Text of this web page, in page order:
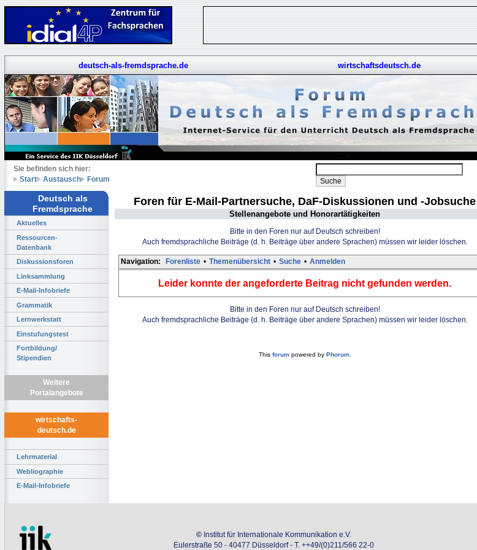
deutsch-als-fremdsprache.de wirtschaftsdeutsch.de
Sie befinden sich hier:
Start
Austausch Forum
Deutsch als
Fremdsprache
Aktuelles
Ressourcen-
Datenbank
Diskussionsforen
Linksammlung
E-Mail-Infobriefe
Grammatik
Lernwerkstatt
Einstufungstest
Fortbildung/
Stipendien
Weitere
Portalangebote
wirtschafts-
deutsch.de
Lehrmaterial
Webliographie
E-Mail-Infobriefe
Foren für E-Mail-Partnersuche, DaF-Diskussionen und -Jobsuche
Stellenangebote und Honorartätigkeiten
Bitte in den Foren nur auf Deutsch schreiben!
Auch fremdsprachliche Beiträge (d. h. Beiträge über andere Sprachen) müssen wir leider löschen.
Navigation: Forenliste • Themenübersicht • Suche • Anmelden
Leider konnte der angeforderte Beitrag nicht gefunden werden.
Bitte in den Foren nur auf Deutsch schreiben!
Auch fremdsprachliche Beiträge (d. h. Beiträge über andere Sprachen) müssen wir leider löschen.
This forumpowered by Phorum.
© Institut für Internationale Kommunikation e.V.
Eulerstraße 50 - 40477 Düsseldorf - T. ++49/(0)211/566 22-0